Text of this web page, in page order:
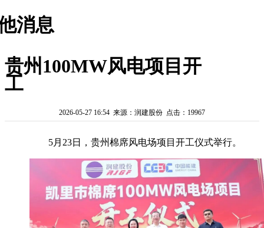
消息
贵州100MW风电项目开
工
2026-05-27 16:54 来源：润建股份 点击：19967
5月23日，贵州棉席风电场项目开工仪式举行。